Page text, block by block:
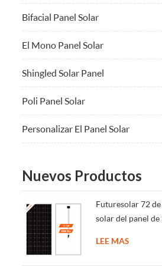
Bifacial Panel Solar
El Mono Panel Solar
Shingled Solar Panel
Poli Panel Solar
Personalizar El Panel Solar
Nuevos Productos
Futuresolar 72
solar del panel
LEE MAS